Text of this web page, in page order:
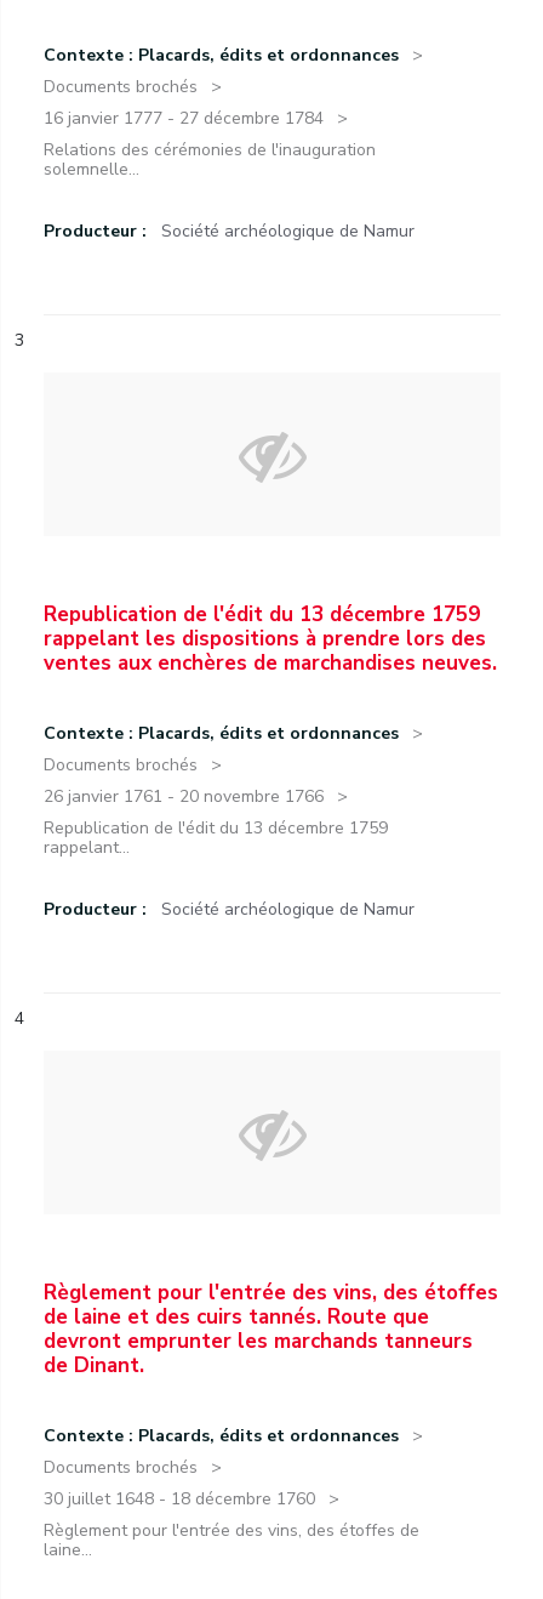
Contexte : Placards, édits et ordonnances
Documents brochés
16 janvier 1777 - 27 décembre 1784
Relations des cérémonies de l'inauguration
solemnelle...
Producteur : Société archéologique de Namur
3
Republication de l'édit du 13 décembre 1759
rappelant les dispositions à prendre lors des
ventes aux enchères de marchandises neuves.
Contexte : Placards, édits et ordonnances
Documents brochés
26 janvier 1761 - 20 novembre 1766
Republication de l'édit du 13 décembre 1759
rappelant...
Producteur : Société archéologique de Namur
4
Règlement pour l'entrée des vins, des étoffes
de laine et des cuirs tannés. Route que
devront emprunter les marchands tanneurs
de Dinant.
Contexte : Placards, édits et ordonnances
Documents brochés
30 juillet 1648 - 18 décembre 1760
Règlement pour l'entrée des vins, des étoffes de
laine...